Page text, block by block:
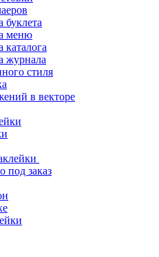
буклета
меню
каталога
журнала
стиля
в векторе
под заказ